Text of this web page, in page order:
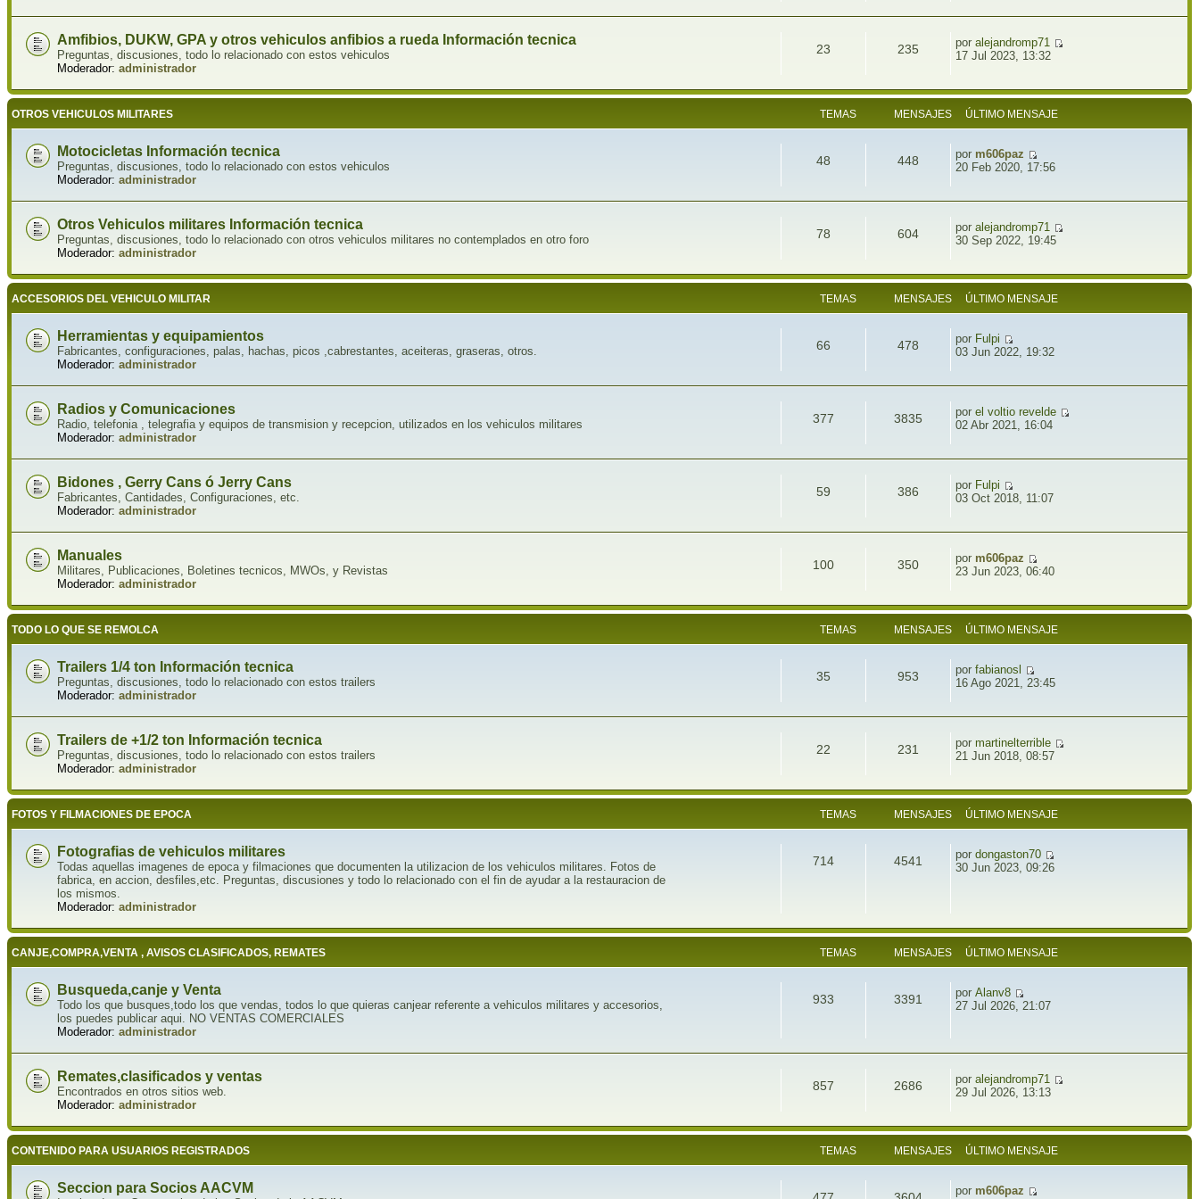
Amfibios, DUKW, GPA y otros vehiculos anfibios a rueda Información tecnica
Preguntas, discusiones, todo lo relacionado con estos vehiculos
Moderador: administrador
23 235 por alejandromp71
17 Jul 2023, 13:32
OTROS VEHICULOS MILITARES TEMAS MENSAJES ÚLTIMO MENSAJE
Motocicletas Información tecnica
Preguntas, discusiones, todo lo relacionado con estos vehiculos
Moderador: administrador
48 448 por m606paz
20 Feb 2020, 17:56
Otros Vehiculos militares Información tecnica
Preguntas, discusiones, todo lo relacionado con otros vehiculos militares no contemplados en otro foro
Moderador: administrador
78 604 por alejandromp71
30 Sep 2022, 19:45
ACCESORIOS DEL VEHICULO MILITAR TEMAS MENSAJES ÚLTIMO MENSAJE
Herramientas y equipamientos
Fabricantes, configuraciones, palas, hachas, picos ,cabrestantes, aceiteras, graseras, otros.
Moderador: administrador
66 478 por Fulpi
03 Jun 2022, 19:32
Radios y Comunicaciones
Radio, telefonia , telegrafia y equipos de transmision y recepcion, utilizados en los vehiculos militares
Moderador: administrador
377 3835 por el voltio revelde
02 Abr 2021, 16:04
Bidones , Gerry Cans ó Jerry Cans
Fabricantes, Cantidades, Configuraciones, etc.
Moderador: administrador
59 386 por Fulpi
03 Oct 2018, 11:07
Manuales
Militares, Publicaciones, Boletines tecnicos, MWOs, y Revistas
Moderador: administrador
100 350 por m606paz
23 Jun 2023, 06:40
TODO LO QUE SE REMOLCA TEMAS MENSAJES ÚLTIMO MENSAJE
Trailers 1/4 ton Información tecnica
Preguntas, discusiones, todo lo relacionado con estos trailers
Moderador: administrador
35 953 por fabianosl
16 Ago 2021, 23:45
Trailers de +1/2 ton Información tecnica
Preguntas, discusiones, todo lo relacionado con estos trailers
Moderador: administrador
22 231 por martinelterrible
21 Jun 2018, 08:57
FOTOS Y FILMACIONES DE EPOCA TEMAS MENSAJES ÚLTIMO MENSAJE
Fotografias de vehiculos militares
Todas aquellas imagenes de epoca y filmaciones que documenten la utilizacion de los vehiculos militares. Fotos de
fabrica, en accion, desfiles,etc. Preguntas, discusiones y todo lo relacionado con el fin de ayudar a la restauracion de
los mismos.
Moderador: administrador
714 4541 por dongaston70
30 Jun 2023, 09:26
CANJE,COMPRA,VENTA , AVISOS CLASIFICADOS, REMATES TEMAS MENSAJES ÚLTIMO MENSAJE
Busqueda,canje y Venta
Todo los que busques,todo los que vendas, todos lo que quieras canjear referente a vehiculos militares y accesorios,
los puedes publicar aqui. NO VENTAS COMERCIALES
Moderador: administrador
933 3391 por Alanv8
27 Jul 2026, 21:07
Remates,clasificados y ventas
Encontrados en otros sitios web.
Moderador: administrador
857 2686 por alejandromp71
29 Jul 2026, 13:13
CONTENIDO PARA USUARIOS REGISTRADOS TEMAS MENSAJES ÚLTIMO MENSAJE
Seccion para Socios AACVM por m606paz